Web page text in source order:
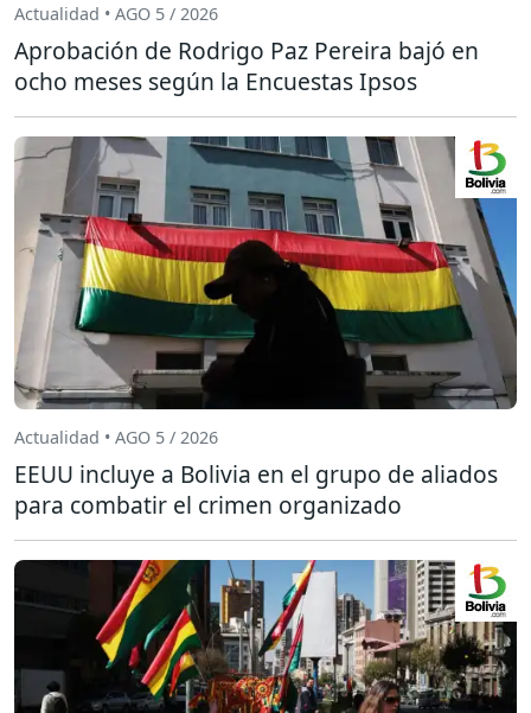
Actualidad • AGO 5 / 2026
Aprobación de Rodrigo Paz Pereira bajó en
ocho meses según la Encuestas Ipsos
Actualidad • AGO 5 / 2026
EEUU incluye a Bolivia en el grupo de aliados
para combatir el crimen organizado